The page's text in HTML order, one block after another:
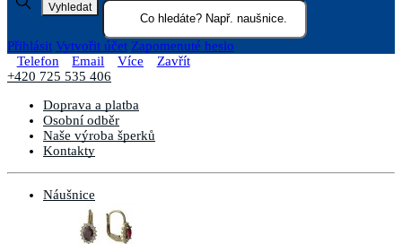
Vyhledat
Přihlásit Vytvořit účet Zapomenuté heslo
Telefon
Email Více
Zavřít
+420 725 535 406
Doprava a platba
Osobní odběr
Naše výroba šperků
Kontakty
Náušnice